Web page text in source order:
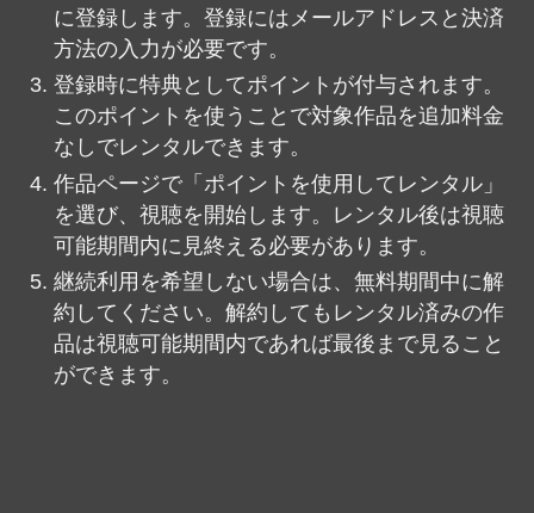
に登録します。登録にはメールアドレスと決済
方法の入力が必要です。
登録時に特典としてポイントが付与されます。
このポイントを使うことで対象作品を追加料金
なしでレンタルできます。
作品ページで「ポイントを使用してレンタル」
を選び、視聴を開始します。レンタル後は視聴
可能期間内に見終える必要があります。
継続利用を希望しない場合は、無料期間中に解
約してください。解約してもレンタル済みの作
品は視聴可能期間内であれば最後まで見ること
ができます。